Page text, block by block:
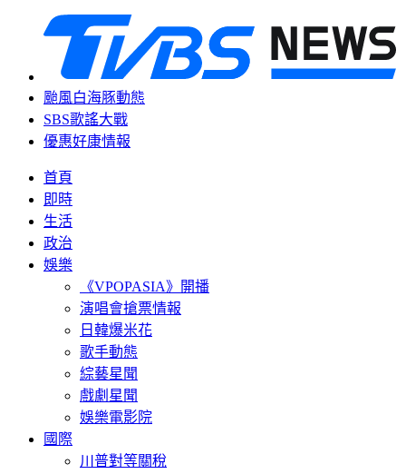
颱風白海豚動態
SBS歌謠大戰
優惠好康情報
首頁
即時
生活
政治
娛樂
《VPOPASIA》開播
演唱會搶票情報
日韓爆米花
歌手動態
綜藝星聞
戲劇星聞
娛樂電影院
國際
川普對等關稅